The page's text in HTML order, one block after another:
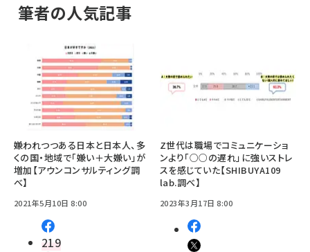
筆者の人気記事
嫌われつつある日本と日本人、多
くの国・地域で「嫌い＋大嫌い」が
増加【アウンコンサルティング調
べ】
2021年5月10日 8:00
219
Z世代は職場でコミュニケーショ
ンより「○○の遅れ」に強いストレ
スを感じていた【SHIBUYA109
lab.調べ】
2023年3月17日 8:00